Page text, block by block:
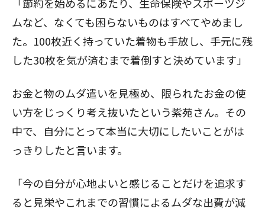
ムなど、なくても困らないものはすべてやめまし
た。100枚近く持っていた着物も手放し、手元に残
した30枚を気が済むまで着倒すと決めています」
お金と物のムダ遣いを見極め、限られたお金の使
い方をじっくり考え抜いたという紫苑さん。その
中で、自分にとって本当に大切にしたいことがは
っきりしたと言います。
「今の自分が心地よいと感じることだけを追求す
ると見栄やこれまでの習慣によるムダな出費が減